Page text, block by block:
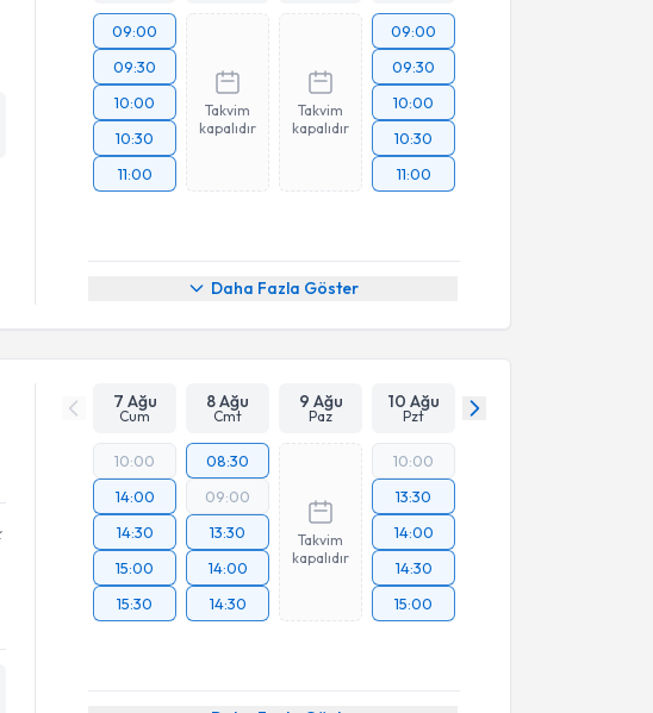
09:00
09:30
10:00
10:30
11:00
Takvim
kapalıdır
Takvim
kapalıdır
09:00
09:30
10:00
10:30
11:00
Daha Fazla Göster
7 Ağu
Cum
8 Ağu
Cmt
9 Ağu
Paz
10 Ağu
Pzt
10:00
14:00
14:30
15:00
15:30
08:30
09:00
13:30
14:00
14:30
Takvim
kapalıdır
10:00
13:30
14:00
14:30
15:00